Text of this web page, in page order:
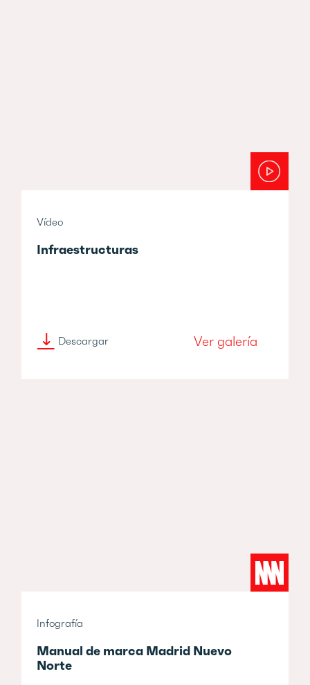
Vídeo
Infraestructuras
Descargar Ver galería
Infografía
Manual de marca Madrid Nuevo
Norte